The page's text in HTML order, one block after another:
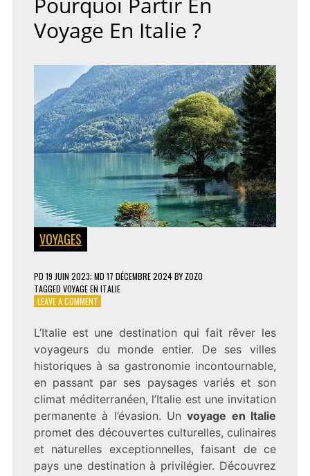
INTERNET
VOTRE
ENTREPRISE
Voyage En Italie ?
VOYAGES
PD 19 JUIN 2023; MD 17 DÉCEMBRE 2024BY ZOZO
TAGGED VOYAGE EN ITALIE
LEAVE A COMMENTON
EN
VOYAGE
EN
?
L’Italie est une destination qui fait rêver les
voyageurs du monde entier. De ses villes
historiques à sa gastronomie incontournable,
en passant par ses paysages variés et son
climat méditerranéen, l’Italie est une invitation
permanente à l’évasion. Unvoyage en Italie
promet des découvertes culturelles, culinaires
et naturelles exceptionnelles, faisant de ce
pays une destination à privilégier. Découvrez